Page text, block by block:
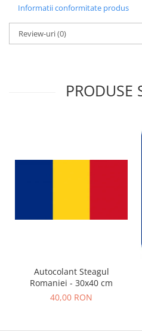
Informatii conformitate produs
Review-uri(0)
PRODUSE
Autocolant Steagul
Romaniei - 30x40 cm
40,00 RON